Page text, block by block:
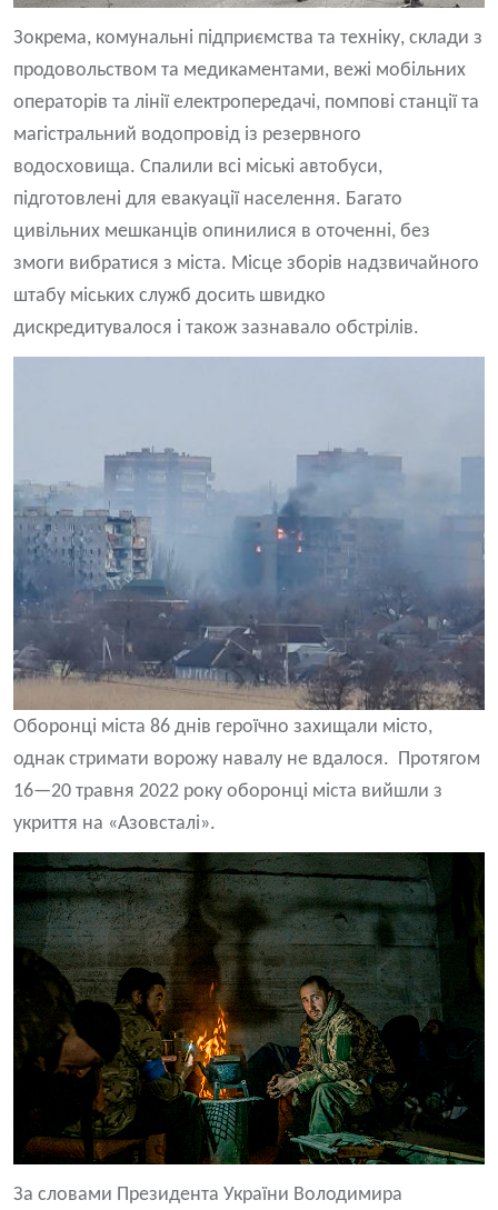
Зокрема, комунальні підприємства та техніку, склади з
продовольством та медикаментами, вежі мобільних
операторів та лінії електропередачі, помпові станції та
магістральний водопровід із резервного
водосховища. Спалили всі міські автобуси,
підготовлені для евакуації населення. Багато
цивільних мешканців опинилися в оточенні, без
змоги вибратися з міста. Місце зборів надзвичайного
штабу міських служб досить швидко
дискредитувалося і також зазнавало обстрілів.
Оборонці міста 86 днів героїчно захищали місто,
однак стримати ворожу навалу не вдалося. Протягом
16—20 травня 2022 року оборонці міста вийшли з
укриття на «Азовсталі».
За словами Президента України Володимира